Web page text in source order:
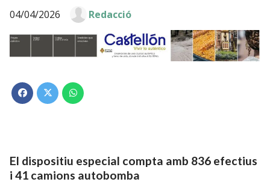
04/04/2026
Redacció
El dispositiu especial compta amb 836 efectius
i 41 camions autobomba